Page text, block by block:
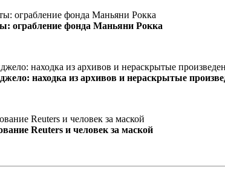
ограбление фонда Маньяни Рокка
находка из архивов и нераскрытые
Reuters и человек за маской